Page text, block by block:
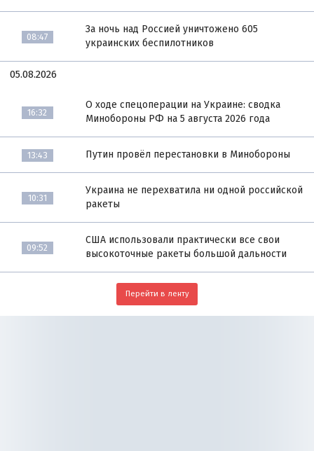
08:47
За ночь над Россией уничтожено 605
украинских беспилотников
05.08.2026
16:32
О ходе спецоперации на Украине: сводка
Минобороны РФ на 5 августа 2026 года
13:43 Путин провёл перестановки в Минобороны
10:31
Украина не перехватила ни одной российской
ракеты
09:52
США использовали практически все свои
высокоточные ракеты большой дальности
Перейти в ленту